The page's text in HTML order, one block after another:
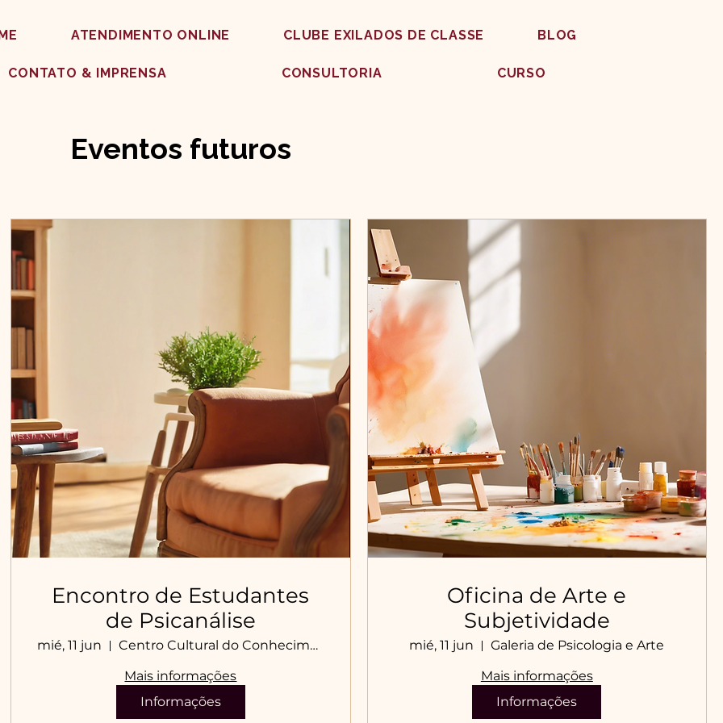
ATENDIMENTO ONLINE CLUBE EXILADOS DE CLASSE BLOG
CONTATO & IMPRENSA CONSULTORIA CURSO
Eventos futuros
Encontro de Estudantes
de Psicanálise
mié, 11 jun
Centro Cultural do Conhecimento
Mais informações
Informações
Oficina de Arte e
Subjetividade
mié, 11 jun
Galeria de Psicologia e Arte
Mais informações
Informações